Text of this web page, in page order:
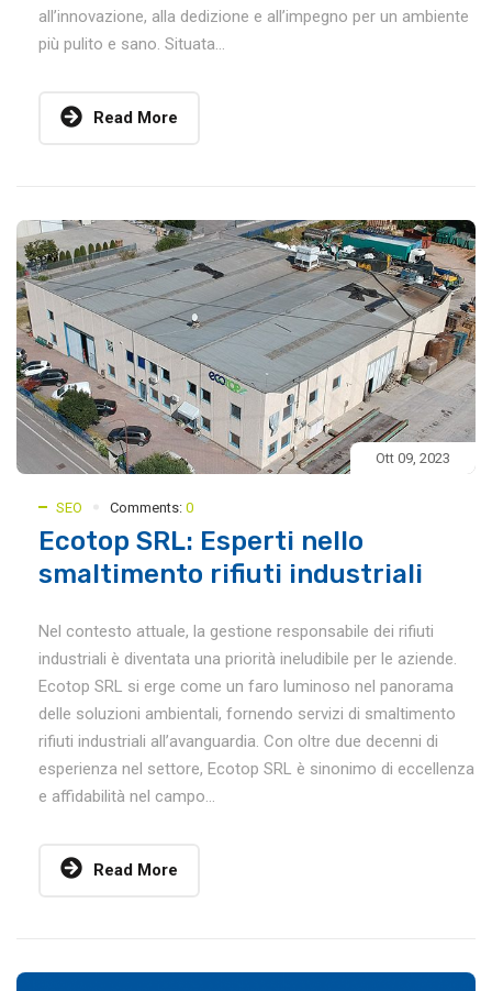
all’innovazione, alla dedizione e all’impegno per un ambiente
più pulito e sano. Situata...
Read More
Ott 09, 2023
SEO Comments: 0
Ecotop SRL: Esperti nello
smaltimento rifiuti industriali
Nel contesto attuale, la gestione responsabile dei rifiuti
industriali è diventata una priorità ineludibile per le aziende.
Ecotop SRL si erge come un faro luminoso nel panorama
delle soluzioni ambientali, fornendo servizi di smaltimento
rifiuti industriali all’avanguardia. Con oltre due decenni di
esperienza nel settore, Ecotop SRL è sinonimo di eccellenza
e affidabilità nel campo...
Read More